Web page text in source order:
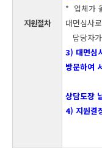
지원절차
* 업체가
대면심사
담당자
3) 대면심
방문하여
※ 사
상담도장
4) 지원결